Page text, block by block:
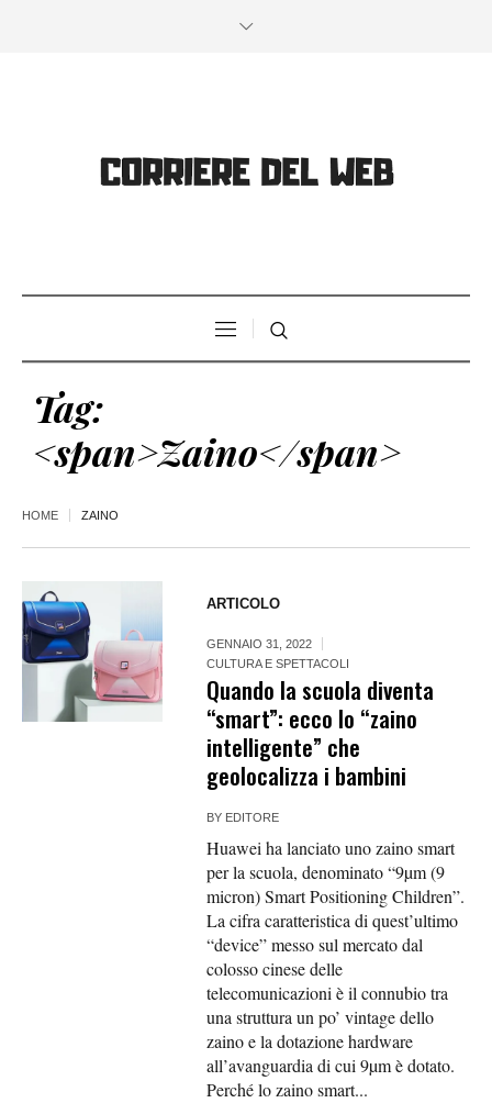
Tag:
<span>Zaino</span>
HOME ZAINO
ARTICOLO
GENNAIO 31, 2022
CULTURA E SPETTACOLI
Quando la scuola diventa
“smart”: ecco lo “zaino
intelligente” che
geolocalizza i bambini
BY EDITORE
Huawei ha lanciato uno zaino smart
per la scuola, denominato “9µm (9
micron) Smart Positioning Children”.
La cifra caratteristica di quest’ultimo
“device” messo sul mercato dal
colosso cinese delle
telecomunicazioni è il connubio tra
una struttura un po’ vintage dello
zaino e la dotazione hardware
all’avanguardia di cui 9µm è dotato.
Perché lo zaino smart...